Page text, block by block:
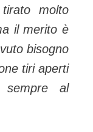
molto
il merito è
bisogno
tiri aperti
sempre al